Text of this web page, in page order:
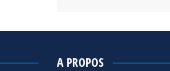
A PROPOS